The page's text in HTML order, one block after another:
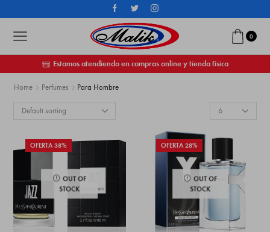
0
Estamos atendiendo en compras online y tienda física
Home Perfumes Para Hombre
OFERTA 38%
OUT OF
STOCK
OFERTA 28%
OUT OF
STOCK